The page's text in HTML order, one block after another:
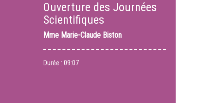
Ouverture des Journées
Scientifiques
Mme Marie-Claude Biston
Durée : 09:07